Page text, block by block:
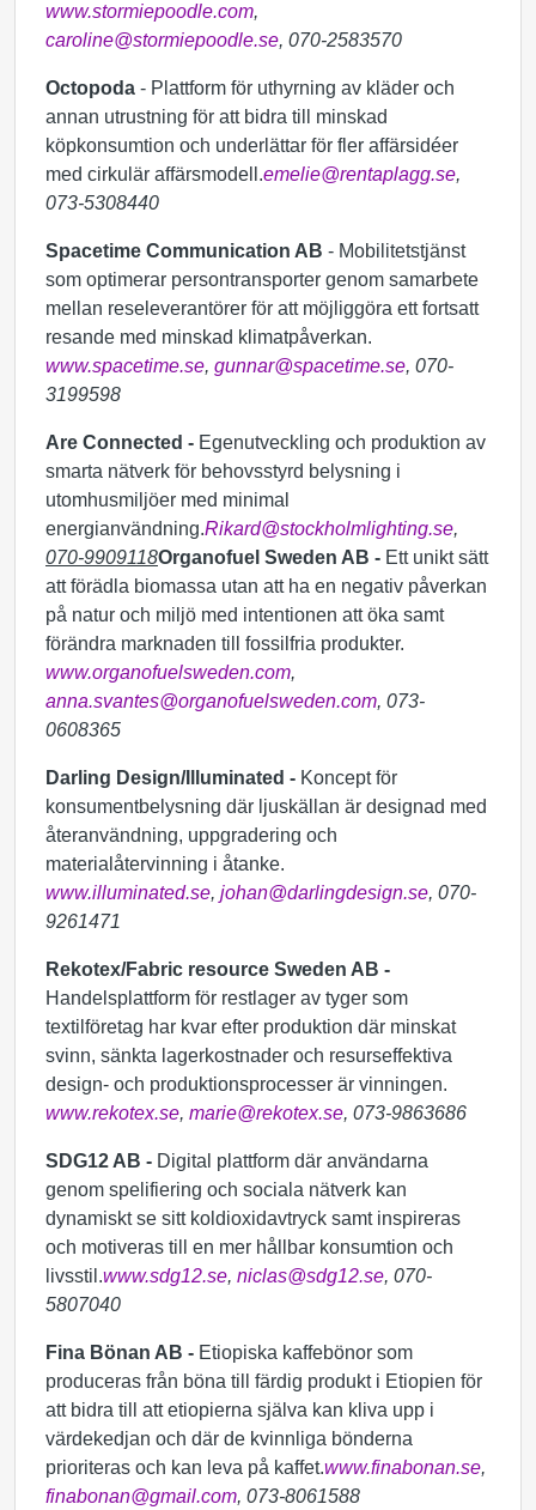
www.stormiepoodle.com,
caroline@stormiepoodle.se, 070-2583570
Octopoda - Plattform för uthyrning av kläder och
annan utrustning för att bidra till minskad
köpkonsumtion och underlättar för fler affärsidéer
med cirkulär affärsmodell.emelie@rentaplagg.se,
073-5308440
Spacetime Communication AB - Mobilitetstjänst
som optimerar persontransporter genom samarbete
mellan reseleverantörer för att möjliggöra ett fortsatt
resande med minskad klimatpåverkan.
www.spacetime.se, gunnar@spacetime.se, 070-
3199598
Are Connected - Egenutveckling och produktion av
smarta nätverk för behovsstyrd belysning i
utomhusmiljöer med minimal
energianvändning.Rikard@stockholmlighting.se,
070-9909118Organofuel Sweden AB - Ett unikt sätt
att förädla biomassa utan att ha en negativ påverkan
på natur och miljö med intentionen att öka samt
förändra marknaden till fossilfria produkter.
www.organofuelsweden.com,
anna.svantes@organofuelsweden.com, 073-
0608365
Darling Design/Illuminated - Koncept för
konsumentbelysning där ljuskällan är designad med
återanvändning, uppgradering och
materialåtervinning i åtanke.
www.illuminated.se, johan@darlingdesign.se, 070-
9261471
Rekotex/Fabric resource Sweden AB -
Handelsplattform för restlager av tyger som
textilföretag har kvar efter produktion där minskat
svinn, sänkta lagerkostnader och resurseffektiva
design- och produktionsprocesser är vinningen.
www.rekotex.se, marie@rekotex.se, 073-9863686
SDG12 AB - Digital plattform där användarna
genom spelifiering och sociala nätverk kan
dynamiskt se sitt koldioxidavtryck samt inspireras
och motiveras till en mer hållbar konsumtion och
livsstil.www.sdg12.se, niclas@sdg12.se, 070-
5807040
Fina Bönan AB - Etiopiska kaffebönor som
produceras från böna till färdig produkt i Etiopien för
att bidra till att etiopierna själva kan kliva upp i
värdekedjan och där de kvinnliga bönderna
prioriteras och kan leva på kaffet.www.finabonan.se,
finabonan@gmail.com, 073-8061588